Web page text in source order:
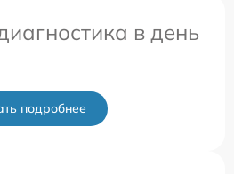
в день
подробнее